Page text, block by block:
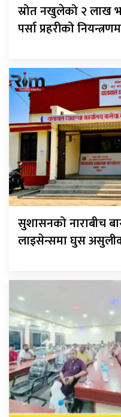
स्रोत नखुलेको २ लाख
पर्सा प्रहरीको
सुशासनको नाराबीच
लाइसेन्समा घुस